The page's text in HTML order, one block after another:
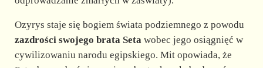
Ozyrys staje się bogiem świata podziemnego z powodu
zazdrości swojego brata Setawobec jego osiągnięć w
cywilizowaniu narodu egipskiego. Mit opowiada, że